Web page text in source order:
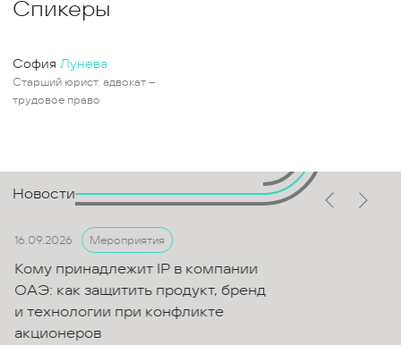
Спикеры
София Лунева
Старший юрист, адвокат –
трудовое право
Новости
16.09.2026 Мероприятия
Кому принадлежит IP в компании
ОАЭ: как защитить продукт, бренд
и технологии при конфликте
акционеров